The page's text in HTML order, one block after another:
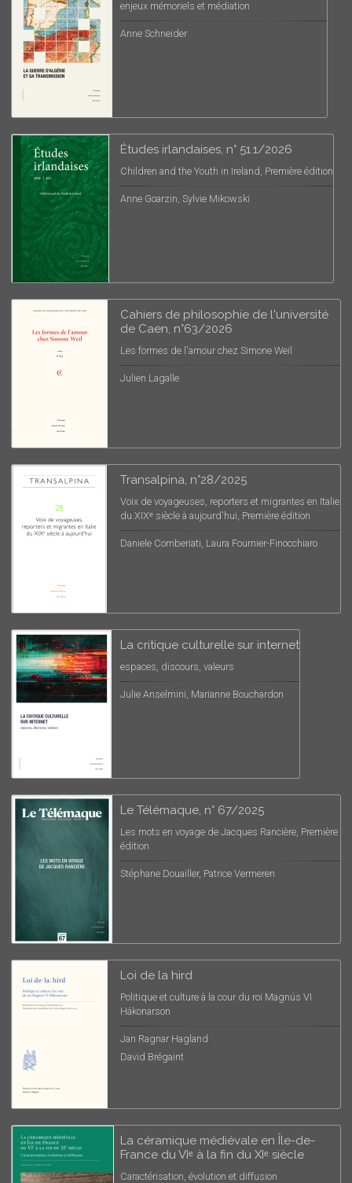
enjeux mémoriels et médiation
Anne Schneider
Études irlandaises, n° 51.1/2026
Children and the Youth in Ireland, Première édition
Anne Goarzin, Sylvie Mikowski
Cahiers de philosophie de l'université
de Caen, n°63/2026
Les formes de l'amour chez Simone Weil
Julien Lagalle
Transalpina, n°28/2025
Voix de voyageuses, reporters et migrantes en Italie
du XIXᵉ siècle à aujourd'hui, Première édition
Daniele Comberiati, Laura Fournier-Finocchiaro
La critique culturelle sur internet
espaces, discours, valeurs
Julie Anselmini, Marianne Bouchardon
Le Télémaque, n° 67/2025
Les mots en voyage de Jacques Rancière, Première
édition
Stéphane Douailler, Patrice Vermeren
Loi de la hird
Politique et culture à la cour du roi Magnús VI
Hákonarson
Jan Ragnar Hagland
David Brégaint
La céramique médiévale en Île-de-
France du VIᵉ à la fin du XIᵉ siècle
Caractérisation, évolution et diffusion